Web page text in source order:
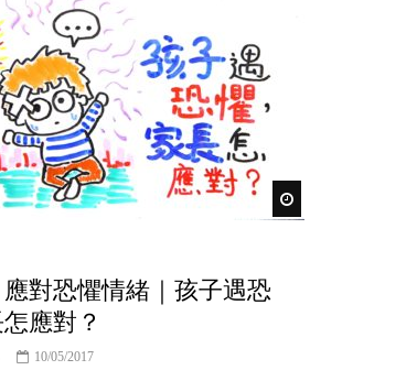
應對恐懼情緒｜孩子遇恐
應對？
10/05/2017